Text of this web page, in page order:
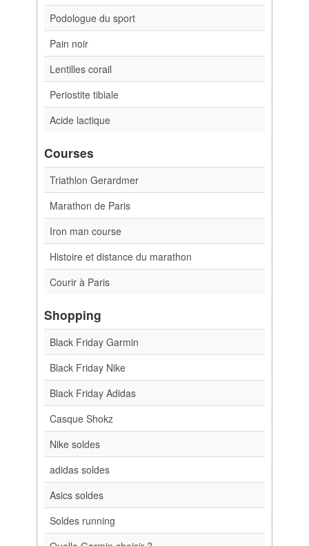
Podologue du sport
Pain noir
Lentilles corail
Periostite tibiale
Acide lactique
Courses
Triathlon Gerardmer
Marathon de Paris
Iron man course
Histoire et distance du marathon
Courir à Paris
Shopping
Black Friday Garmin
Black Friday Nike
Black Friday Adidas
Casque Shokz
Nike soldes
adidas soldes
Asics soldes
Soldes running